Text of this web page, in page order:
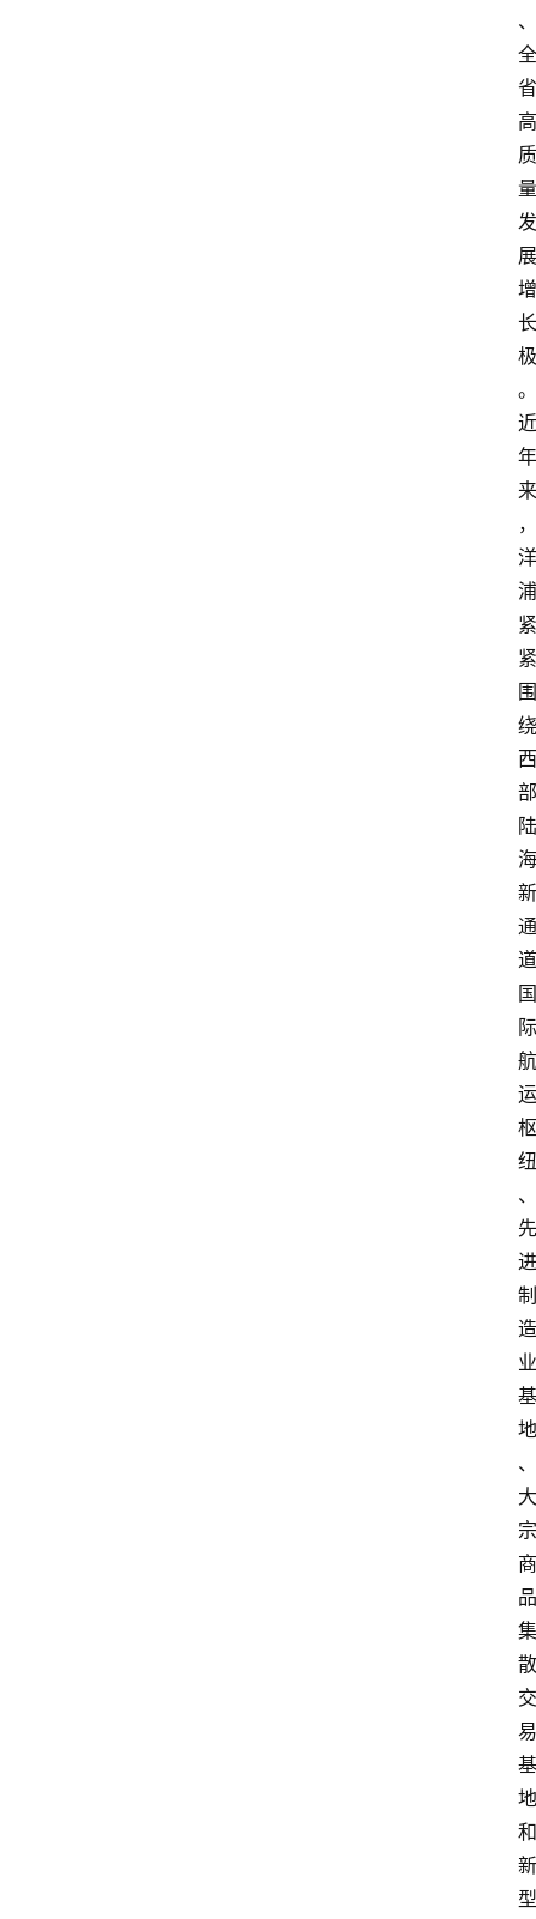
、
全
省
高
质
量
发
展
增
长
极
。
近
年
来
，
洋
浦
紧
紧
围
绕
西
部
陆
海
新
通
道
国
际
航
运
枢
纽
、
先
进
制
造
业
基
地
、
大
宗
商
品
集
散
交
易
基
地
和
新
型